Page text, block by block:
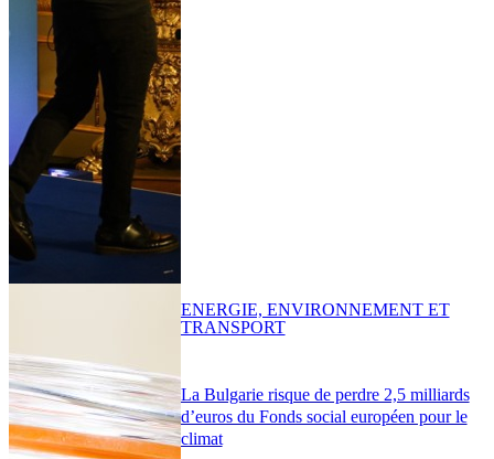
La Bulgarie risque de perdre 2,5 milliards
d’euros du Fonds social européen pour le
climat
ENERGIE, ENVIRONNEMENT ET
TRANSPORT